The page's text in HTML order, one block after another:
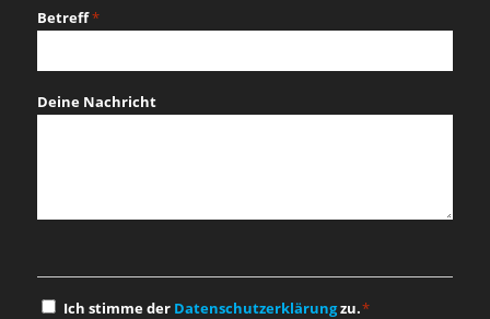
Betreff*
Deine Nachricht
Einwilligung
Ich stimme der Datenschutzerklärungzu.*